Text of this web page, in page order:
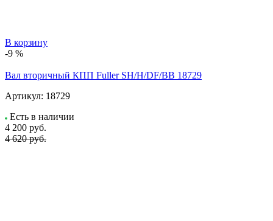
В корзину
-9 %
Вал вторичный КПП Fuller SH/H/DF/BB 18729
Артикул: 18729
Есть в наличии
4 200 руб.
4 620 руб.